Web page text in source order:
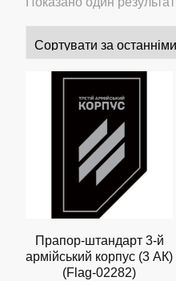
Прапор-штандарт 3-й
армійський корпус (3 АК)
(Flag-02282)